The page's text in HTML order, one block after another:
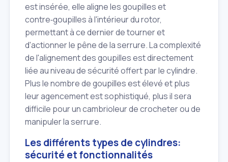
est insérée, elle aligne les goupilles et
contre‑goupilles à l'intérieur du rotor,
permettant à ce dernier de tourner et
d'actionner le pêne de la serrure. La complexité
de l'alignement des goupilles est directement
liée au niveau de sécurité offert par le cylindre.
Plus le nombre de goupilles est élevé et plus
leur agencement est sophistiqué, plus il sera
difficile pour un cambrioleur de crocheter ou de
manipuler la serrure.
Les différents types de cylindres:
sécurité et fonctionnalités